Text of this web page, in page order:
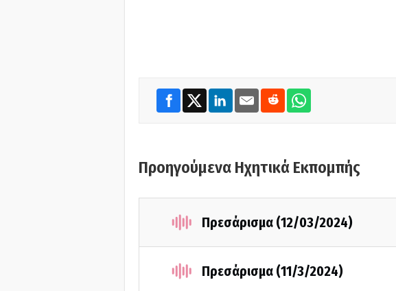
Προηγούμενα Ηχητικά Εκπομπής
Πρεσάρισμα (12/03/2024)
Πρεσάρισμα (11/3/2024)